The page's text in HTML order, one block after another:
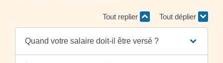
Tout replier Tout déplier
Quand votre salaire doit-il être versé ?